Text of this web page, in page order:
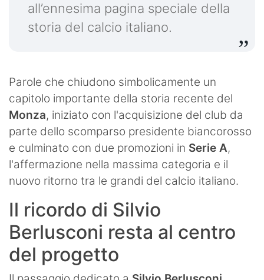
all’ennesima pagina speciale della
storia del calcio italiano.
Parole che chiudono simbolicamente un
capitolo importante della storia recente del
Monza, iniziato con l'acquisizione del club da
parte dello scomparso presidente biancorosso
e culminato con due promozioni in Serie A,
l'affermazione nella massima categoria e il
nuovo ritorno tra le grandi del calcio italiano.
Il ricordo di Silvio
Berlusconi resta al centro
del progetto